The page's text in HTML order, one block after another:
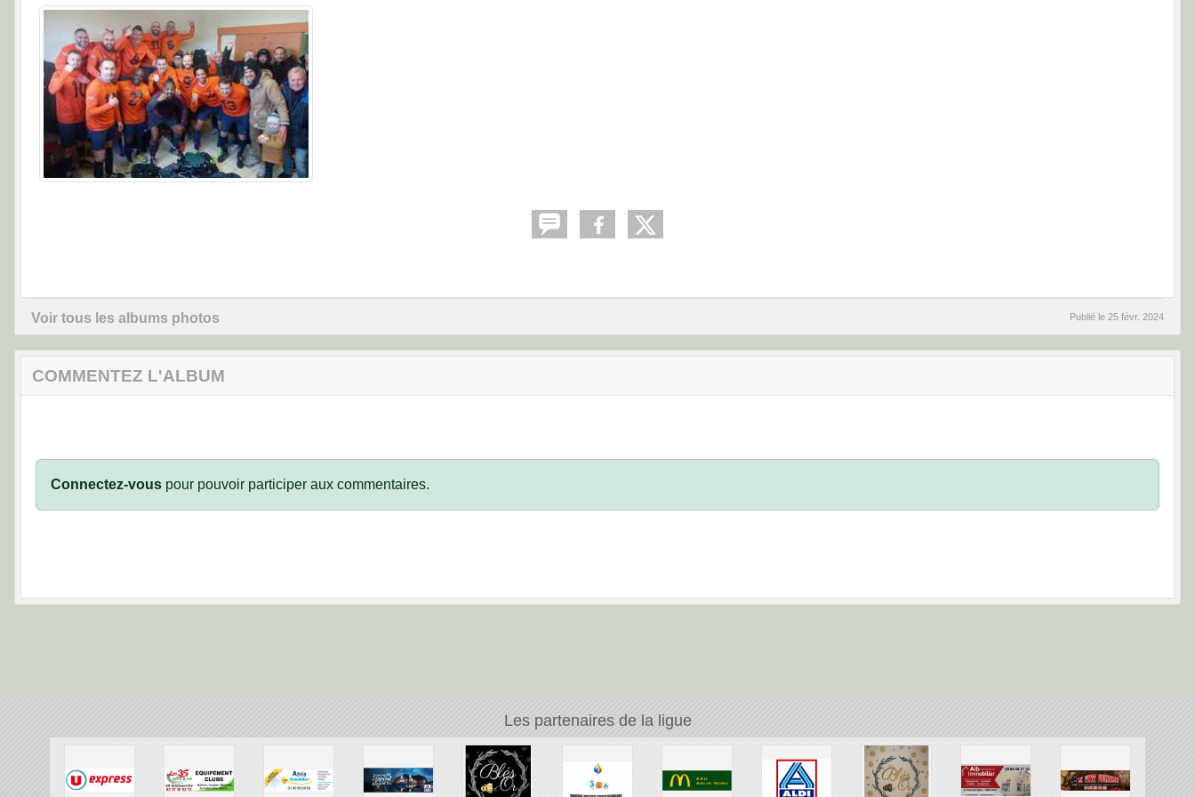
Voir tous les albums photos Publié le 25 févr. 2024
COMMENTEZ L'ALBUM
Connectez-vous pour pouvoir participer aux commentaires.
Les partenaires de la ligue